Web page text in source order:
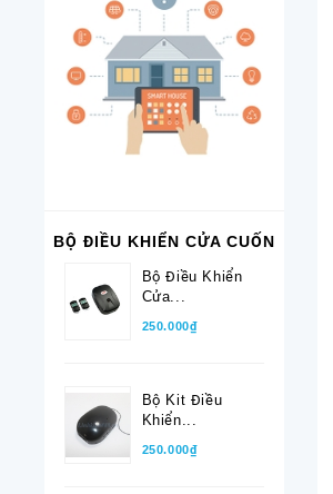
BỘ ĐIỀU KHIỂN CỬA CUỐN
Bộ Điều Khiển
Cửa...
250.000₫
Bộ Kit Điều
Khiển...
250.000₫